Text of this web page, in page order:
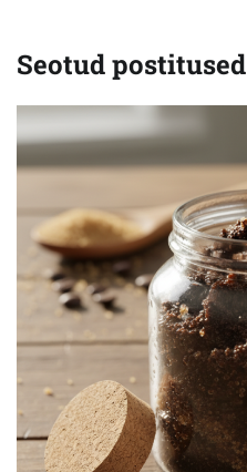
Seotud postitused